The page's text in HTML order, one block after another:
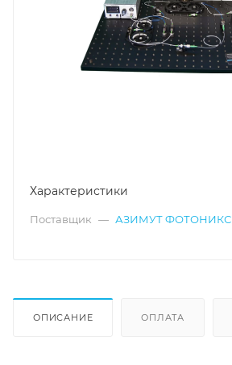
Характеристики
Поставщик — АЗИМУТ ФОТОНИКС
ОПИСАНИЕ ОПЛАТА